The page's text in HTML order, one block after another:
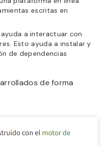
escritas en
a interactuar con
Esto ayuda a instalar y
de dependencias
de forma